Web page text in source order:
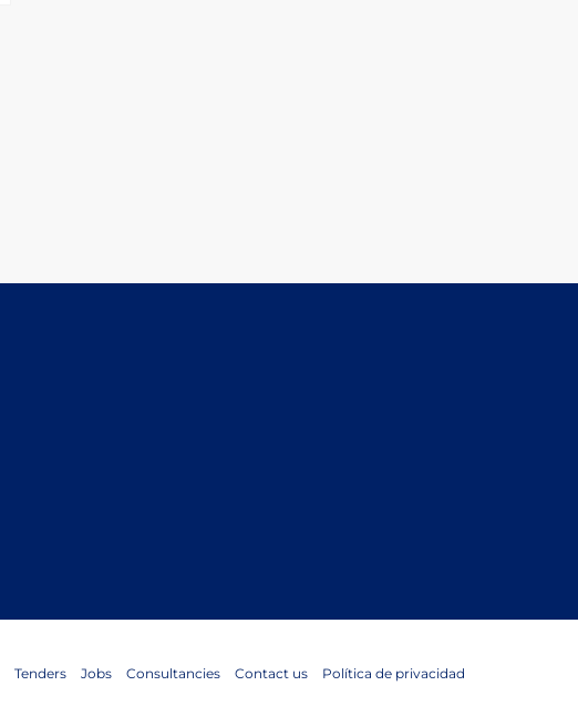
Tenders Jobs Consultancies Contact us Política de privacidad